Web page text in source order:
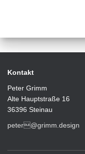
Kontakt
Peter Grimm
Alte Hauptstraße 16
36396 Steinau
peter@grimm.design